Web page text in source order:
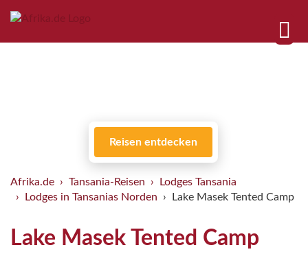
Reisen entdecken
Afrika.de Tansania-Reisen
Lodges Tansania
Lodges in Tansanias Norden
Lake Masek Tented Camp
Lake Masek Tented Camp